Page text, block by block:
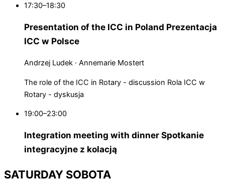
17:30–18:30
Presentation of the ICC in Poland Prezentacja
ICC w Polsce
Andrzej Ludek · Annemarie Mostert
The role of the ICC in Rotary - discussion Rola ICC w
Rotary - dyskusja
19:00–23:00
Integration meeting with dinnerSpotkanie
integracyjne z kolacją
SATURDAY SOBOTA